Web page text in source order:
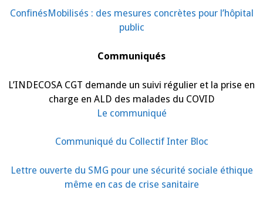
ConfinésMobilisés : des mesures concrètes pour l’hôpital
public
Communiqués
L’INDECOSA CGT demande un suivi régulier et la prise en
charge en ALD des malades du COVID
Le communiqué
Communiqué du Collectif Inter Bloc
Lettre ouverte du SMG pour une sécurité sociale éthique
même en cas de crise sanitaire